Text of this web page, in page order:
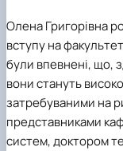
Олена Григорівна
вступу на
були впевнені, що,
вони стануть
затребуваними на
представниками
систем, доктором